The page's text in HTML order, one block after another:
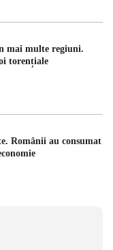
mai multe regiuni.
torențiale
Românii au consumat